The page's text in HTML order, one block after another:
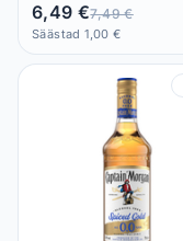
6,49 €7,49 €
Säästad 1,00 €